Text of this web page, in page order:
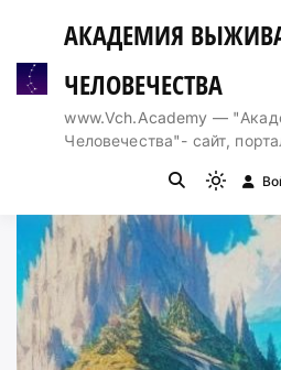
содержимому
АКАДЕМИЯ
ЧЕЛОВЕЧЕСТВА
www.Vch.Academy —
Человечества"- сайт,
Light
mode
(click
switch
to
dark)